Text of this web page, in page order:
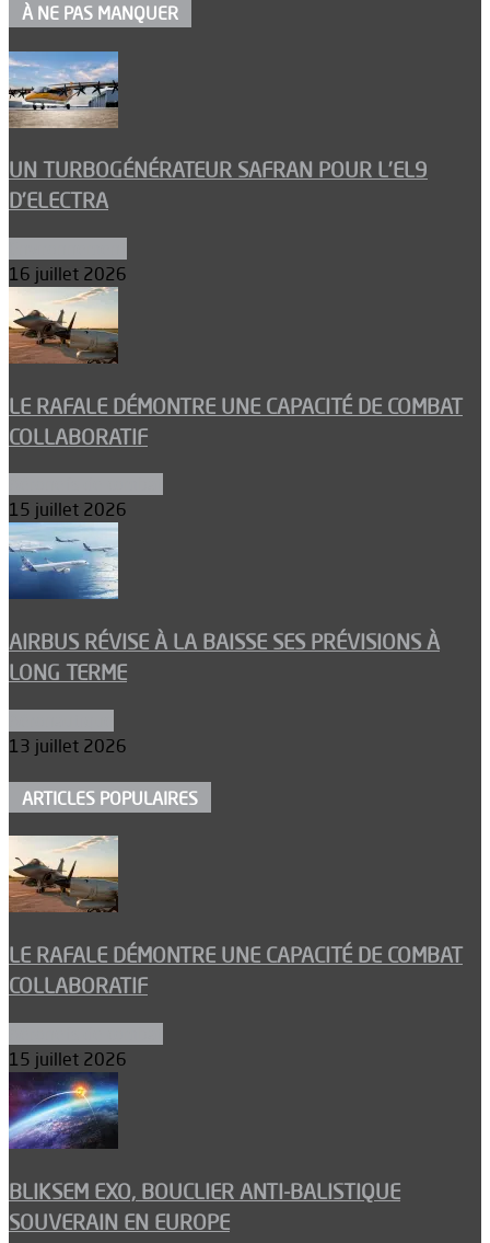
À NE PAS MANQUER
UN TURBOGÉNÉRATEUR SAFRAN POUR L’EL9
D’ELECTRA
16 juillet 2026
LE RAFALE DÉMONTRE UNE CAPACITÉ DE COMBAT
COLLABORATIF
15 juillet 2026
AIRBUS RÉVISE À LA BAISSE SES PRÉVISIONS À
LONG TERME
13 juillet 2026
ARTICLES POPULAIRES
LE RAFALE DÉMONTRE UNE CAPACITÉ DE COMBAT
COLLABORATIF
15 juillet 2026
BLIKSEM EXO, BOUCLIER ANTI-BALISTIQUE
SOUVERAIN EN EUROPE